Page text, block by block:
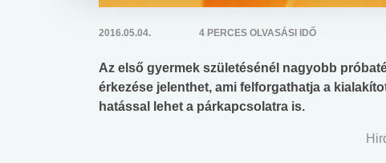
2016.05.04. 4 PERCES OLVASÁSI IDŐ
Az első gyermek születésénél nagyobb
érkezése jelenthet, ami felforgathatja a
hatással lehet a párkapcsolatra is.